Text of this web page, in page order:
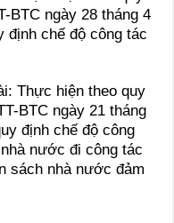
BTC ngày 28 tháng 4
định chế độ công tác
Thực hiện theo quy
BTC ngày 21 tháng
định chế độ công
nước đi công tác
sách nhà nước đảm